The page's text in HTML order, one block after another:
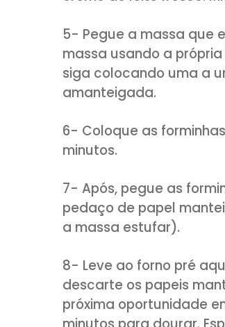
sal, a castanha
formar uma
2- Acrescente o
aos poucos até
filme plástico e
3- Enquanto isso
fresco, a glucose
desligue e
creme liso e
esfriar
usarmos na